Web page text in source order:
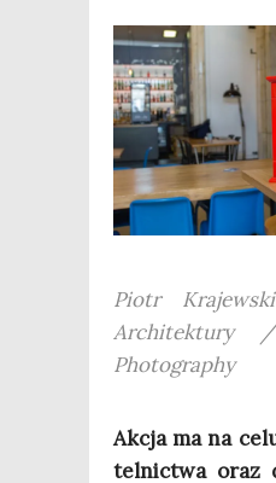
Piotr
Archi­tek­tu­ry
Photography
Akcja ma na
tel­nic­twa oraz